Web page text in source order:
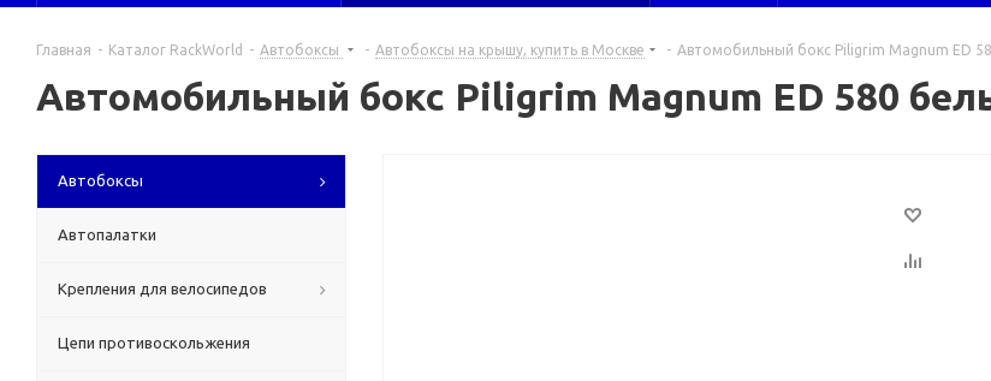
Главная - Каталог RackWorld - Автобоксы - Автобоксы на крышу, купить в Москве - Автомобильный бокс Piligrim Magnum ED
Автомобильный бокс Piligrim Magnum ED 580
Автобоксы
Автопалатки
Крепления для велосипедов
Цепи противоскольжения